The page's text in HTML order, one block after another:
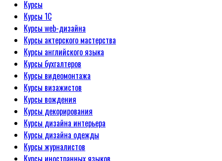
Курсы
Курсы 1С
Курсы web-дизайна
Курсы актерского мастерства
Курсы английского языка
Курсы бухгалтеров
Курсы видеомонтажа
Курсы визажистов
Курсы вождения
Курсы декорирования
Курсы дизайна интерьера
Курсы дизайна одежды
Курсы журналистов
Курсы иностранных языков